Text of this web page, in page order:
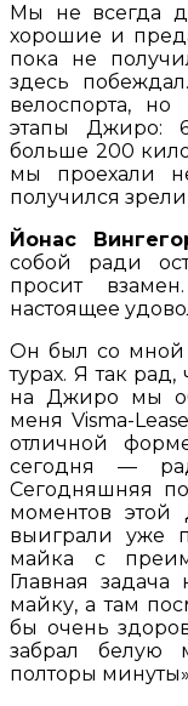
Мы не всегда
хорошие и
пока не
здесь
велоспорта,
этапы Джиро:
больше 200
мы проехали
получился
Йонас
собой ради
просит
настоящее
Он был со мной
турах. Я так
на Джиро мы
меня Visma-
отличной
сегодня —
Сегодняшняя
моментов
выиграли уже
майка с
Главная
майку, а там
бы очень
забрал белую
полторы